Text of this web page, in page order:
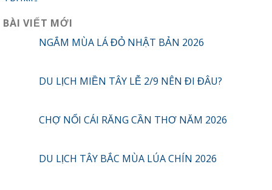
BÀI VIẾT MỚI
NGẮM MÙA LÁ ĐỎ NHẬT BẢN 2026
DU LỊCH MIỀN TÂY LỄ 2/9 NÊN ĐI ĐÂU?
CHỢ NỔI CÁI RĂNG CẦN THƠ NĂM 2026
DU LỊCH TÂY BẮC MÙA LÚA CHÍN 2026